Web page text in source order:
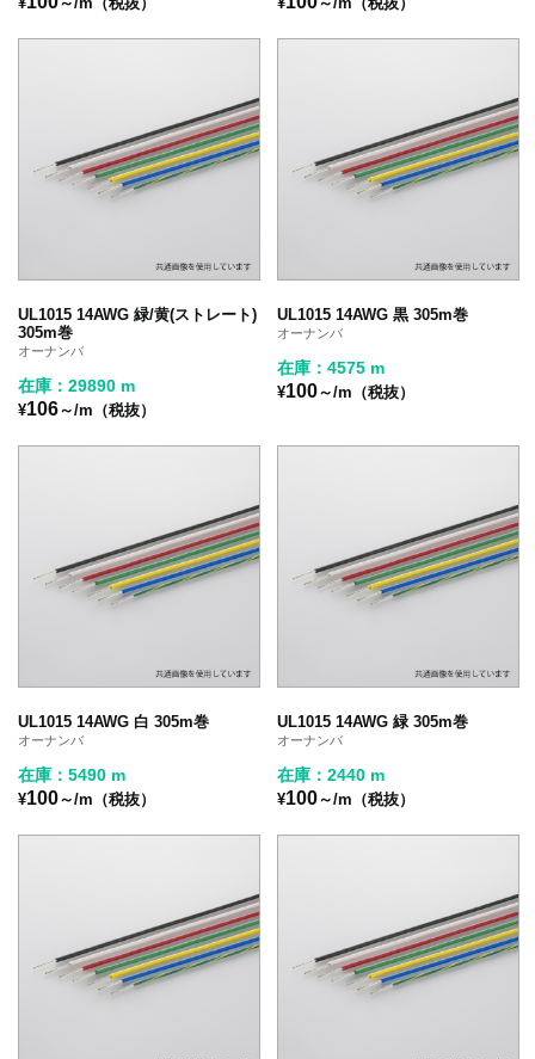
UL1015 14AWG 緑/黄(ストレート)
305m巻
オーナンバ
在庫：29890 m
¥106～/m（税抜）
UL1015 14AWG 黒 305m巻
オーナンバ
在庫：4575 m
¥100～/m（税抜）
UL1015 14AWG 白 305m巻
オーナンバ
在庫：5490 m
¥100～/m（税抜）
UL1015 14AWG 緑 305m巻
オーナンバ
在庫：2440 m
¥100～/m（税抜）